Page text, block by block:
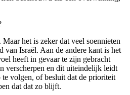
het is zeker dat veel soennieten
van Israël. Aan de andere kant is het
heeft in gevaar te zijn gebracht
verscherpen en dit uiteindelijk leidt
te volgen, of besluit dat de prioriteit
dat dat zo blijft.